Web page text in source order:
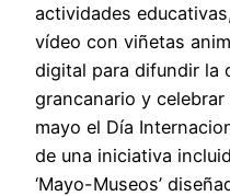
actividades
vídeo con viñetas
digital para difundir la
grancanario y
mayo el Día
de una iniciativa
‘Mayo-Museos’